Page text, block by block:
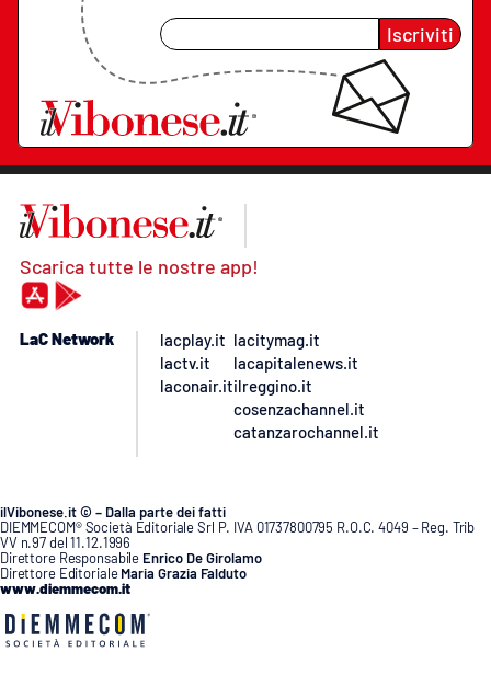
Iscriviti
Scarica tutte le nostre app!
LaC Network
lacplay.it
lactv.it
laconair.it
lacitymag.it
lacapitalenews.it
ilreggino.it
cosenzachannel.it
catanzarochannel.it
ilVibonese.it © – Dalla parte dei fatti
DIEMMECOM® Società Editoriale Srl P. IVA 01737800795 R.O.C. 4049 – Reg. Trib
VV n.97 del 11.12.1996
Direttore Responsabile Enrico De Girolamo
Direttore Editoriale Maria Grazia Falduto
www.diemmecom.it